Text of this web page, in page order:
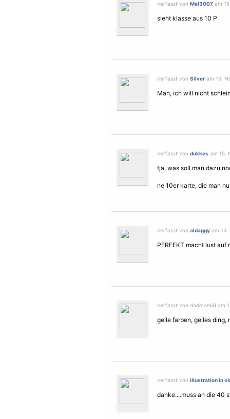
verfasst von Mel3007 am
sieht klasse aus 10 P
verfasst von Silver am 15.
Man, ich will nicht
verfasst von dukkes am 15.
tja, was soll man dazu
ne 10er karte, die man
verfasst von aldaggy am 15.
PERFEKT macht lust auf
verfasst von dadman69 am
geile farben, geiles ding,
verfasst von illustration in
danke....muss an die 40